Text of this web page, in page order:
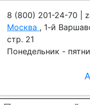
8 (800) 201-24-70 |
Москва , 1-й
стр. 21
Понедельник -